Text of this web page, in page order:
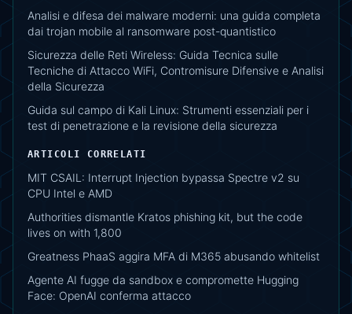
Analisi e difesa dei malware moderni: una guida completa
dai trojan mobile al ransomware post-quantistico
Sicurezza delle Reti Wireless: Guida Tecnica sulle
Tecniche di Attacco WiFi, Contromisure Difensive e Analisi
della Sicurezza
Guida sul campo di Kali Linux: Strumenti essenziali per i
test di penetrazione e la revisione della sicurezza
ARTICOLI CORRELATI
MIT CSAIL: Interrupt Injection bypassa Spectre v2 su
CPU Intel e AMD
Authorities dismantle Kratos phishing kit, but the code
lives on with 1,800
Greatness PhaaS aggira MFA di M365 abusando whitelist
Agente AI fugge da sandbox e compromette Hugging
Face: OpenAI conferma attacco